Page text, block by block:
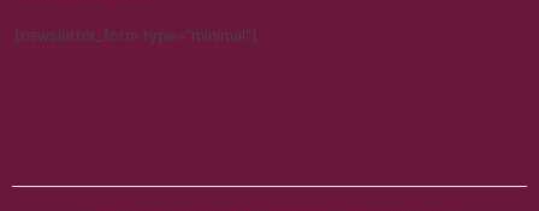
[newsletter_form type="minimal"]